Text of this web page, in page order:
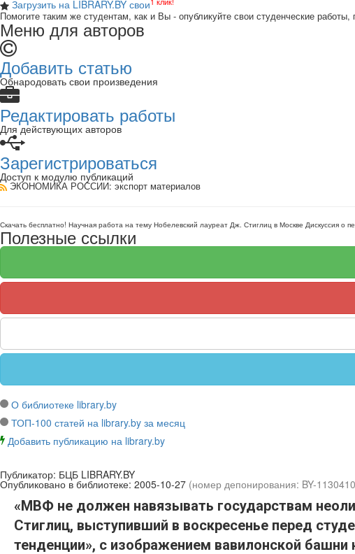
Загрузить на LIBRARY.BY свои
Помогите таким же студентам, как и Вы - опубликуйте свои студенческие работы,
Меню для авторов
Добавить статью
Обнародовать свои произведения
Редактировать работы
Для действующих авторов
Зарегистрироваться
Доступ к модулю публикаций
ЭКОНОМИКА РОССИИ: экспорт материалов
Скачать бесплатно! Научная работа на тему Нобелевский лауреат Дж. Стиглиц в Москве Дискуссия о
Полезные ссылки
О библиотеке library.by
ТОП-100 статей на library.by за месяц
Добавить публикацию на library.by
Публикатор: БЦБ LIBRARY.BY
Опубликовано в библиотеке: 2005-10-27 (номер депонирования: BY-
«МВФ не должен навязывать государствам
Стиглиц, выступивший в воскресенье перед
тенденции», с изображением вавилонской